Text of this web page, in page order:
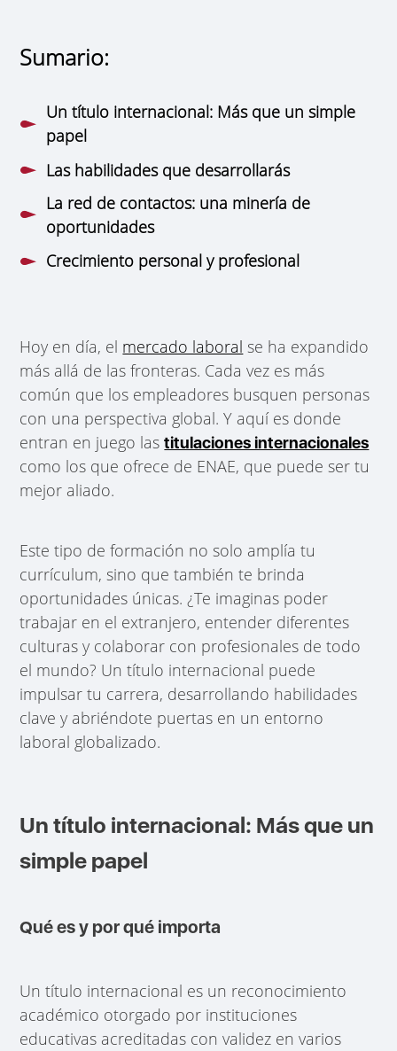
Sumario:
Un título internacional: Más que un simple
papel
Las habilidades que desarrollarás
La red de contactos: una minería de
oportunidades
Crecimiento personal y profesional
Hoy en día, el mercado laboral se ha expandido
más allá de las fronteras. Cada vez es más
común que los empleadores busquen personas
con una perspectiva global. Y aquí es donde
entran en juego lastitulaciones internacionales
como los que ofrece de ENAE, que puede ser tu
mejor aliado.
Este tipo de formación no solo amplía tu
currículum, sino que también te brinda
oportunidades únicas. ¿Te imaginas poder
trabajar en el extranjero, entender diferentes
culturas y colaborar con profesionales de todo
el mundo? Un título internacional puede
impulsar tu carrera, desarrollando habilidades
clave y abriéndote puertas en un entorno
laboral globalizado.
Un título internacional: Más que un
simple papel
Qué es y por qué importa
Un título internacional es un reconocimiento
académico otorgado por instituciones
educativas acreditadas con validez en varios